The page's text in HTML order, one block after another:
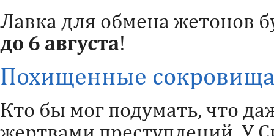
Лавка для обмена жетонов
до 6 августа!
Похищенные
Кто бы мог подумать, что